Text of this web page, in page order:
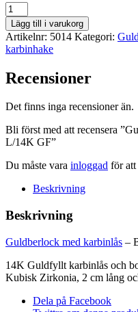
Guldberlock
med
karbinlås
-
Bokstav
GF
Lägg till i varukorg
Artikelnr: 5014 Kategori:
karbinhake
Recensioner
Det finns inga recensioner än.
Bli först med att recensera
L/14K GF”
Du måste vara inloggad för att
Beskrivning
Beskrivning
Guldberlock med karbinlås –
14K Guldfyllt karbinlås och
Kubisk Zirkonia, 2 cm lång
Dela på Facebook